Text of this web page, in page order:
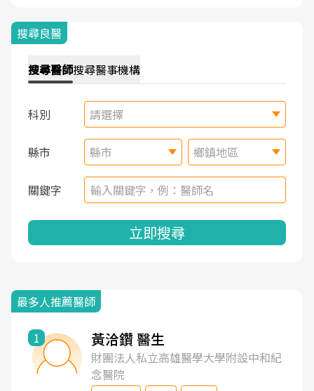
搜尋良醫
搜尋醫師搜尋醫事機構
科別 請選擇
縣市 縣市 鄉鎮地區
關鍵字
立即搜尋
最多人推薦醫師
1 黃洽鑽 醫生
財團法人私立高雄醫學大學附設中和紀
念醫院